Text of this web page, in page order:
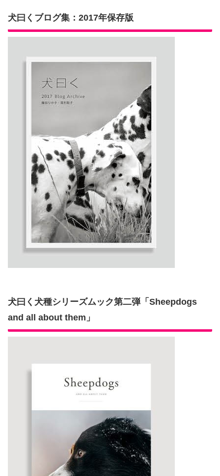
犬曰くブログ集：2017年保存版
犬曰く犬種シリーズムック第二弾「Sheepdogs
and all about them」